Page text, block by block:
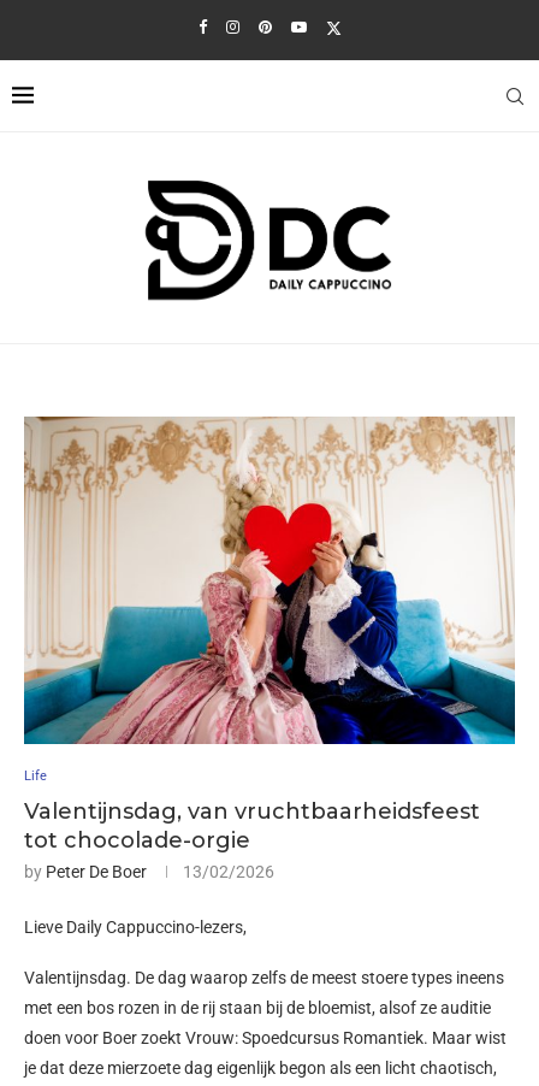
Life
Valentijnsdag, van vruchtbaarheidsfeest
tot chocolade-orgie
by Peter De Boer 13/02/2026
Lieve Daily Cappuccino-lezers,
Valentijnsdag. De dag waarop zelfs de meest stoere types ineens
met een bos rozen in de rij staan bij de bloemist, alsof ze auditie
doen voor Boer zoekt Vrouw: Spoedcursus Romantiek. Maar wist
je dat deze mierzoete dag eigenlijk begon als een licht chaotisch,